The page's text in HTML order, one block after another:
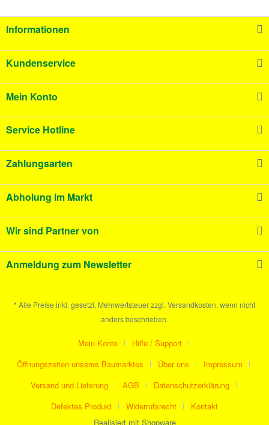
Informationen
Kundenservice
Mein Konto
Service Hotline
Zahlungsarten
Abholung im Markt
Wir sind Partner von
Anmeldung zum Newsletter
* Alle Preise inkl. gesetzl. Mehrwertsteuer zzgl. Versandkosten, wenn nicht
anders beschrieben.
Mein Konto
Hilfe / Support
Öffnungszeiten unseres Baumarktes
Über uns
Impressum
Versand und Lieferung
AGB
Datenschutzerklärung
Defektes Produkt
Widerrufsrecht
Kontakt
Realisiert mit Shopware